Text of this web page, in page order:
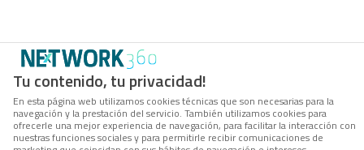
Tu contenido, tu privacidad!
En esta página web utilizamos cookies técnicas que son necesarias para la
navegación y la prestación del servicio. También utilizamos cookies para
ofrecerle una mejor experiencia de navegación, para facilitar la interacción con
nuestras funciones sociales y para permitirle recibir comunicaciones de